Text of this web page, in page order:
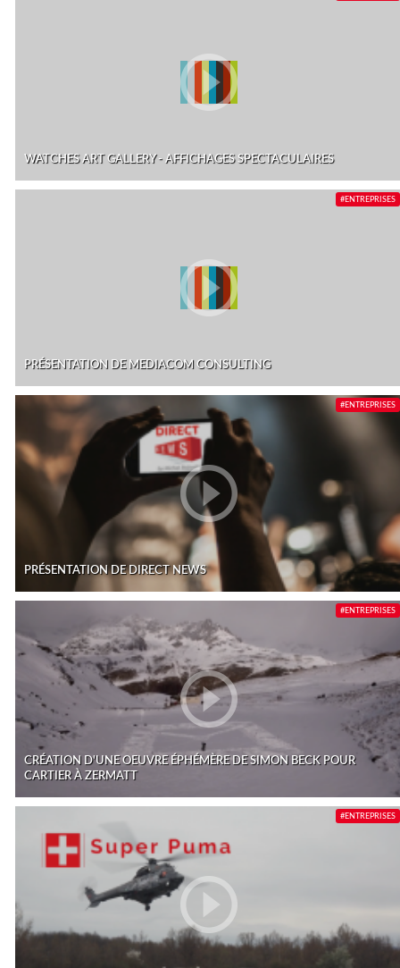
WATCHES ART GALLERY - AFFICHAGES SPECTACULAIRES
PRÉSENTATION DE MEDIACOM CONSULTING
#ENTREPRISES
PRÉSENTATION DE DIRECT NEWS
#ENTREPRISES
CRÉATION D'UNE OEUVRE ÉPHÉMÈRE DE SIMON BECK POUR
CARTIER À ZERMATT
#ENTREPRISES
#ENTREPRISES